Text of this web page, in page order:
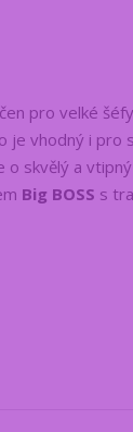
pro velké
je vhodný i
o skvělý a vtipný
Big BOSS s